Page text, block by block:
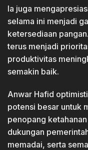
Ia juga
selama ini menjadi
ketersediaan
terus menjadi
produktivitas
semakin baik.
Anwar Hafid
potensi besar untuk
penopang
dukungan
memadai, serta